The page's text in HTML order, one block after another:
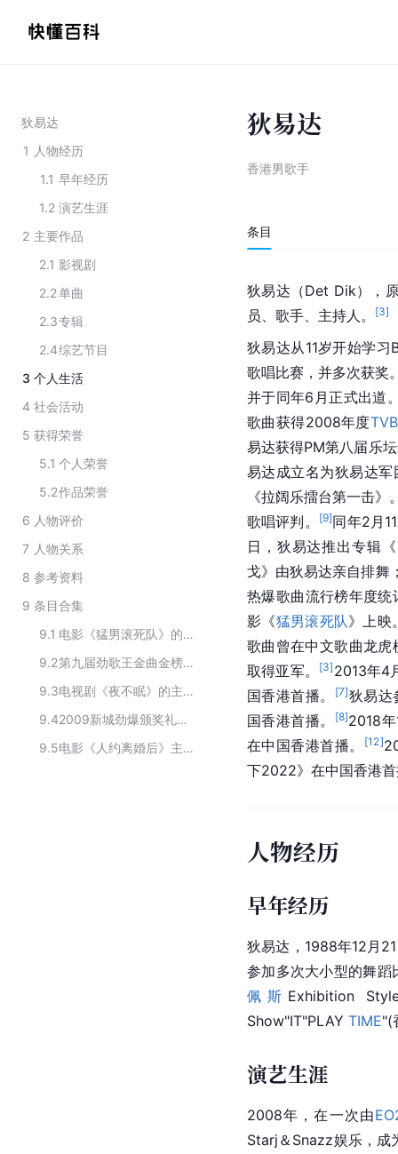
狄易达
1 人物经历
1.1 早年经历
1.2 演艺生涯
2 主要作品
2.1 影视剧
2.2单曲
2.3专辑
2.4综艺节目
3 个人生活
4 社会活动
5 获得荣誉
5.1 个人荣誉
5.2作品荣誉
6 人物评价
7 人物关系
8 参考资料
9 条目合集
9.1
电影《猛男滚死队》的演职员
9.2
第九届劲歌王金曲金榜音乐盛典获奖者
9.3
电视剧《夜不眠》的主要演员
9.4
2009新城劲爆颁奖礼获奖名单
9.5
电影《人约离婚后》主要演员
狄易达
香港男歌手
条目
狄易达（Det Dik），
员、歌手、主持人。
[3]
狄易达从11岁开始学
歌唱比赛，并多次获奖
并于同年6月正式出道
歌曲获得2008年度TVB
易达获得PM第八届乐
易达成立名为狄易达
《拉阔乐擂台第一击
歌唱评判。
[9]同年2月
日，狄易达推出专辑
戈》由狄易达亲自排舞
热爆歌曲流行榜年度统
影《猛男滚死队》上映
歌曲曾在中文歌曲龙
取得亚军。
[3] 2013年4
国香港首播。
[7]狄易达
国香港首播。
[8]2018
在中国香港首播。
[12]
下2022》在中国香港
人物经历
早年经历
狄易达，1988年12月
参加多次大小型的舞
佩斯 Exhibition
Show"IT"PLAY TIME"(
演艺生涯
2008年，在一次由
Starj＆Snazz娱乐，成